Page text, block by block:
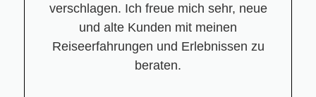
verschlagen. Ich freue mich sehr, neue
und alte Kunden mit meinen
Reiseerfahrungen und Erlebnissen zu
beraten.